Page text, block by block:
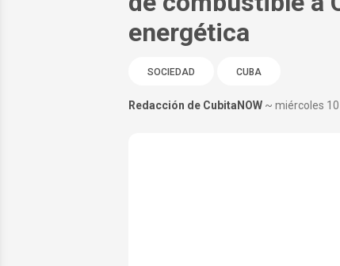
energética
SOCIEDAD CUBA
Redacción de CubitaNOW ~ miércoles